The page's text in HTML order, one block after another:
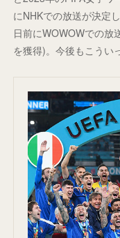
にNHKでの放送が決定
日前にWOWOWでの放
を獲得)。今後もこうい